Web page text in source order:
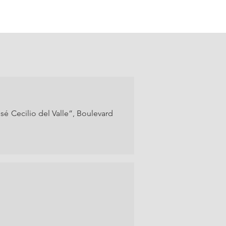
Cecilio del Valle”, Boulevard